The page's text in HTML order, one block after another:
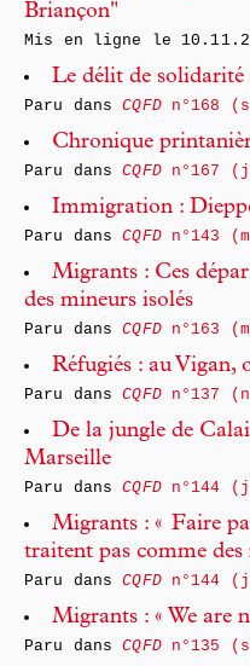
Briançon"
Mis en ligne le
Le délit de solidarité
Paru dansCQFDn°168
Chronique
Paru dansCQFDn°167
Immigration :
Paru dansCQFDn°143
Migrants : Ces
des mineurs isolés
Paru dansCQFDn°163
Réfugiés : au Vigan,
Paru dansCQFDn°137
De la jungle de
Marseille
Paru dansCQFDn°144
Migrants : « Faire
traitent pas comme des
Paru dansCQFDn°144
Migrants : « We are
Paru dansCQFDn°135